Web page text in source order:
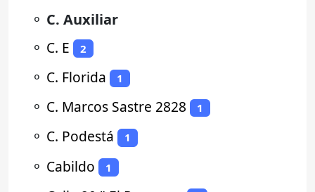
⚬ C. Auxiliar
⚬ C. E 2
⚬ C. Florida 1
⚬ C. Marcos Sastre 2828 1
⚬ C. Podestá 1
⚬ Cabildo 1